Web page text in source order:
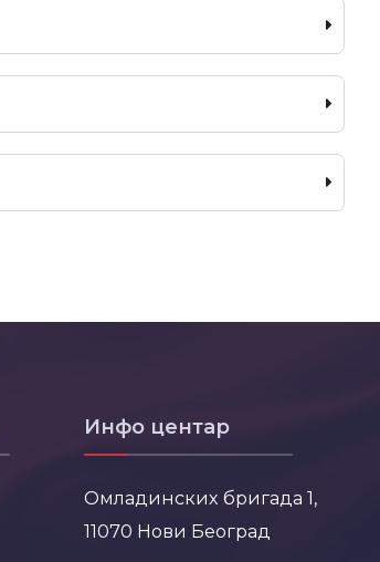
Инфо центар
Омладинских бригада 1,
11070 Нови Београд